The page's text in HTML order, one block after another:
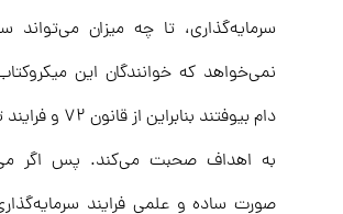
سرمایه‌گذاری، تا چه میزان می‌تواند
نمی‌خواهد که خوانندگان این
دام بیوفتند
به اهداف صحبت می‌کند. پس اگر
صورت ساده و علمی فرایند